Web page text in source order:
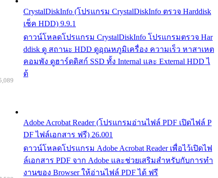
CrystalDiskInfo (โปรแกรม CrystalDiskInfo ตรวจ Harddisk
เช็ค HDD) 9.9.1
ดาวน์โหลดโปรแกรม CrystalDiskInfo โปรแกรมตรวจ Har
ddisk ดู สถานะ HDD ดูอุณหภูมิเครื่อง ความเร็ว หาสาเหต
คอมพัง ดูฮาร์ดดิสก์ SSD ทั้ง Internal และ External HDD ไ
ด้
Adobe Acrobat Reader (โปรแกรมอ่านไฟล์ PDF เปิดไฟล์ P
DF ไฟล์เอกสาร ฟรี) 26.001
ดาวน์โหลดโปรแกรม Adobe Acrobat Reader เพื่อไว้เปิดไฟ
ล์เอกสาร PDF จาก Adobe และช่วยเสริมสำหรับกับการทำ
งานของ Browser ให้อ่านไฟล์ PDF ได้ ฟรี